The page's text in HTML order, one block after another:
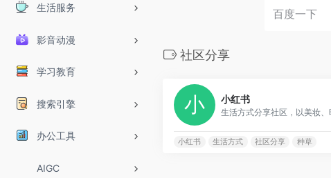
生活服务
影音动漫
学习教育
搜索引擎
办公工具
AIGC
社区分享
小红书
小红书 生活方式 社区分享 种草